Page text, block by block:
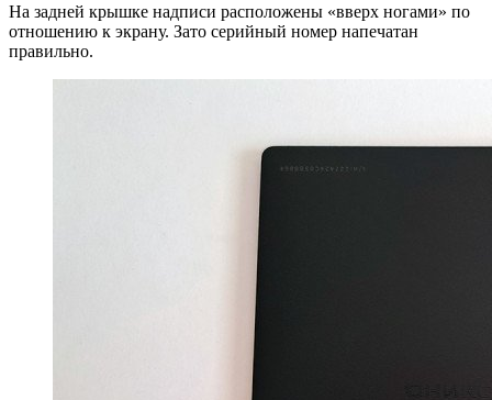
На задней крышке надписи расположены «вверх ногами» по
отношению к экрану. Зато серийный номер напечатан
правильно.